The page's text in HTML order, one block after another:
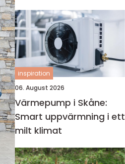
hjärtat av västkusten
inspiration
06. August 2026
Värmepump i Skåne:
Smart uppvärmning i ett
milt klimat